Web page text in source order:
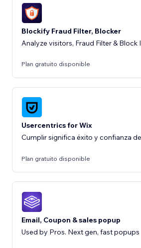
Blockify Fraud Filter, Blocker
Analyze visitors, Fraud Filter & Block
Plan gratuito disponible
Usercentrics for Wix
Cumplir significa éxito y confianza
Plan gratuito disponible
Email, Coupon & sales popup
Used by Pros. Next gen, fast popups